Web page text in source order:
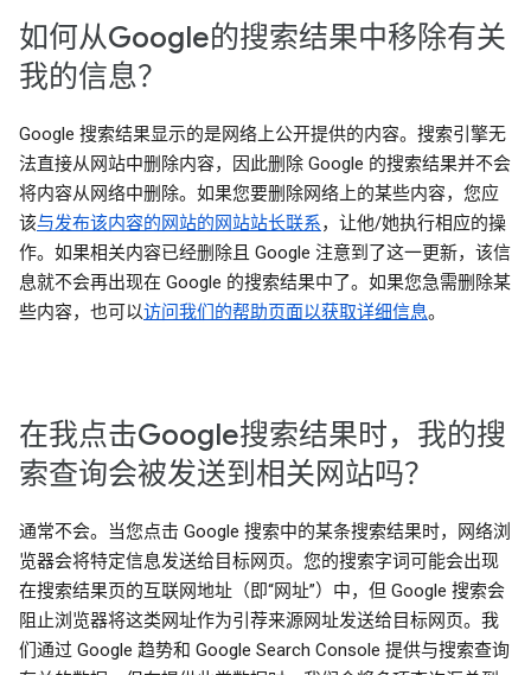
如何从Google的搜索结果中移除有关
我的信息？
Google 搜索结果显示的是网络上公开提供的内容。搜索引擎无
法直接从网站中删除内容，因此删除 Google 的搜索结果并不会
将内容从网络中删除。如果您要删除网络上的某些内容，您应
该与发布该内容的网站的网站站长联系，让他/她执行相应的操
作。如果相关内容已经删除且 Google 注意到了这一更新，该信
息就不会再出现在 Google 的搜索结果中了。如果您急需删除某
些内容，也可以访问我们的帮助页面以获取详细信息。
在我点击Google搜索结果时，我的搜
索查询会被发送到相关网站吗？
通常不会。当您点击 Google 搜索中的某条搜索结果时，网络浏
览器会将特定信息发送给目标网页。您的搜索字词可能会出现
在搜索结果页的互联网地址（即“网址”）中，但 Google 搜索会
阻止浏览器将这类网址作为引荐来源网址发送给目标网页。我
们通过 Google 趋势和 Google Search Console 提供与搜索查询